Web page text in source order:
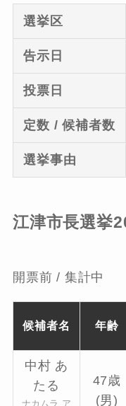
選挙区
告示日
投票日
定数 / 候補者数
選挙事由
江津市長選挙
開票前 / 集計中
候補者名 年齢
中村 あ
たる
ナカムラ ア
47歳
(男)